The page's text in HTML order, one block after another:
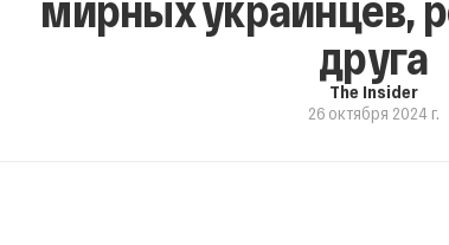
друга
The Insider
26 октября 2024 г.